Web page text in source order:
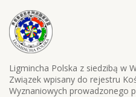
Ligmincha Polska z siedzibą w
Związek wpisany do rejestru
Wyznaniowych prowadzonego